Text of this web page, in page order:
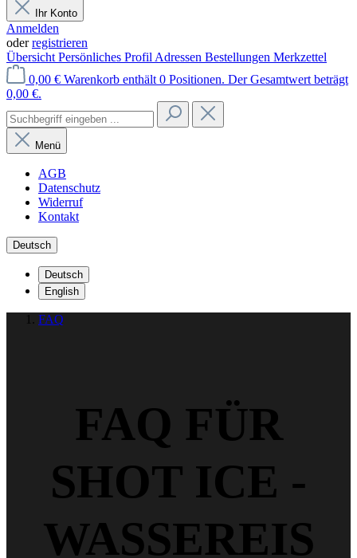
Ihr Konto
Anmelden
oderregistrieren
Übersicht Persönliches Profil Adressen Bestellungen Merkzettel
0,00 € Warenkorb enthält 0 Positionen. Der Gesamtwert beträgt
0,00 €.
Menü
AGB
Datenschutz
Widerruf
Kontakt
Deutsch
Deutsch
English
FAQ
FAQ FÜR
SHOT ICE -
WASSEREIS